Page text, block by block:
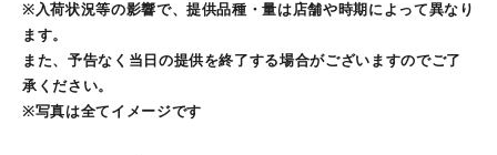
※入荷状況等の影響で、提供品種・量は店舗や時期によって異なり
ます。
また、予告なく当日の提供を終了する場合がございますのでご了
承ください。
※写真は全てイメージです